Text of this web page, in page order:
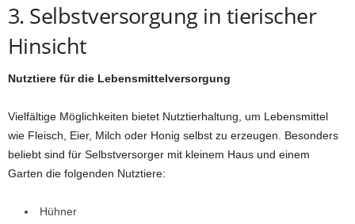
3. Selbstversorgung in tierischer
Hinsicht
Nutztiere für die Lebensmittelversorgung
Vielfältige Möglichkeiten bietet Nutztierhaltung, um Lebensmittel
wie Fleisch, Eier, Milch oder Honig selbst zu erzeugen. Besonders
beliebt sind für Selbstversorger mit kleinem Haus und einem
Garten die folgenden Nutztiere:
Hühner